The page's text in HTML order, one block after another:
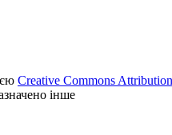
Creative Commons Attribution
інше